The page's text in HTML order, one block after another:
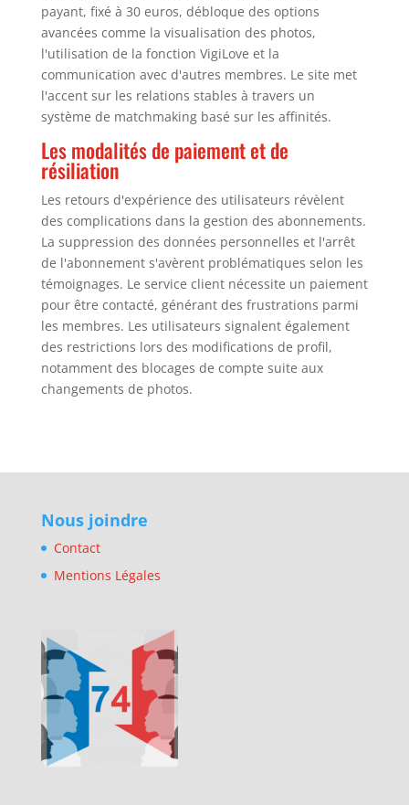
payant, fixé à 30 euros, débloque des options
avancées comme la visualisation des photos,
l'utilisation de la fonction VigiLove et la
communication avec d'autres membres. Le site met
l'accent sur les relations stables à travers un
système de matchmaking basé sur les affinités.
Les modalités de paiement et de
résiliation
Les retours d'expérience des utilisateurs révèlent
des complications dans la gestion des abonnements.
La suppression des données personnelles et l'arrêt
de l'abonnement s'avèrent problématiques selon les
témoignages. Le service client nécessite un paiement
pour être contacté, générant des frustrations parmi
les membres. Les utilisateurs signalent également
des restrictions lors des modifications de profil,
notamment des blocages de compte suite aux
changements de photos.
Nous joindre
Contact
Mentions Légales